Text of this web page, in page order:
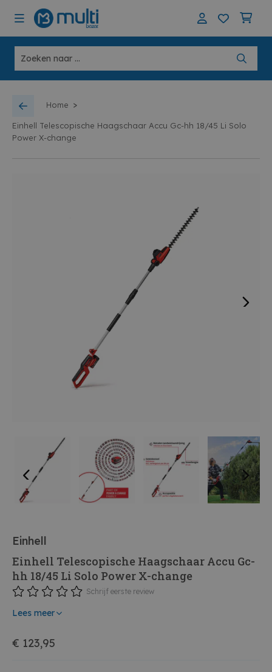
Home >
Einhell Telescopische Haagschaar Accu Gc-hh 18/45 Li Solo
Power X-change
Einhell
Einhell Telescopische Haagschaar Accu Gc-
hh 18/45 Li Solo Power X-change
Schrijf eerste review
Lees meer
€ 123,95